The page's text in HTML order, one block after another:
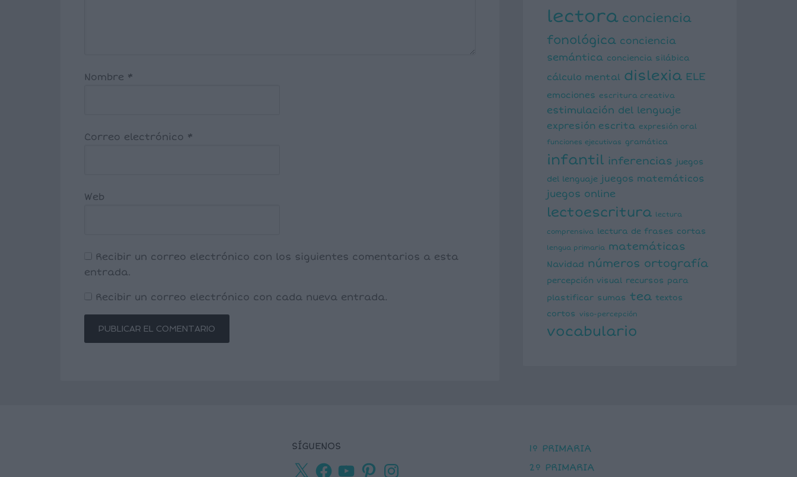
Nombre *
Correo electrónico *
Web
Recibir un correo electrónico con los siguientes comentarios a esta
entrada.
Recibir un correo electrónico con cada nueva entrada.
lectora conciencia
fonológica conciencia
semántica conciencia silábica
cálculo mental dislexia ELE
emociones escritura creativa
estimulación del lenguaje
expresión escrita expresión oral
funciones ejecutivas gramática
infantil inferencias juegos
del lenguaje juegos matemáticos
juegos online
lectoescritura lectura
comprensiva lectura de frases cortas
lengua primaria matemáticas
Navidad números ortografía
percepción visual recursos para
plastificar sumas tea textos
cortos
viso-percepción
vocabulario
SÍGUENOS
X
Facebook
YouTubePinterestInstagram
1º PRIMARIA
2º PRIMARIA